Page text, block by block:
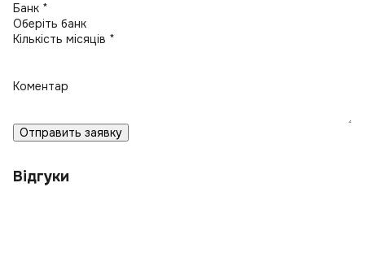
Банк *
Кількість місяців *
Коментар
Отправить заявку
Відгуки